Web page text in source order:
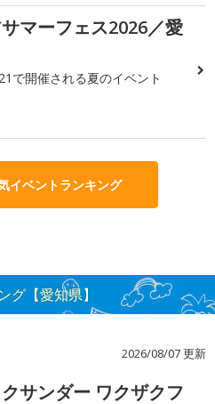
マーフェス2026／愛
で開催される夏のイベント
イベントランキング
グ【愛知県】
2026/08/07 更新
サンダー ワクザクフ